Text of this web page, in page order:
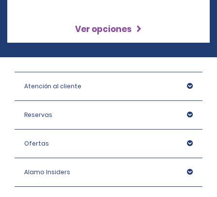
Ver opciones
Atención al cliente
Reservas
Ofertas
Alamo Insiders